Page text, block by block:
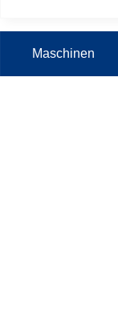
Maschinen